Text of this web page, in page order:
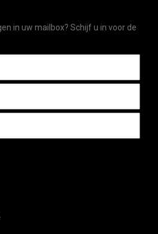
in uw mailbox? Schijf u in voor de